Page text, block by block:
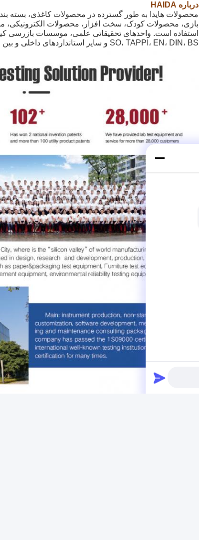
درباره HAIDA
محصولات هایدا به طور گسترده در محصولات کاغذی،
بازی، محصولات کودک، سخت افزار، محصولات الکترونیکی،
SO، TAPPI، EN، DIN، BS و سایر استانداردهای داخلی و بین المللی است.